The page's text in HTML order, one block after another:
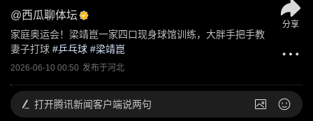
@西瓜聊体坛
家庭奥运会！梁靖崑一家四口现身球馆训练，大胖手把手教
妻子打球 #乒乓球 #梁靖崑
2026-06-10 00:50 发布于河北
分享
打开腾讯新闻客户端说两句